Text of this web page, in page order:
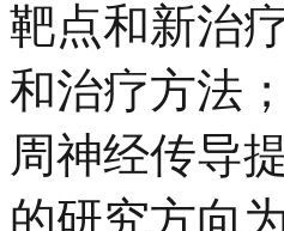
靶点和新治
和治疗方法
周神经传导
的研究方向